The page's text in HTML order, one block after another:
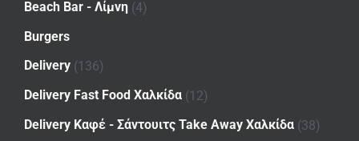
Beach Bar - Λίμνη (4)
Burgers
Delivery (136)
Delivery Fast Food Χαλκίδα (12)
Delivery Καφέ - Σάντουιτς Take Away Χαλκίδα (38)